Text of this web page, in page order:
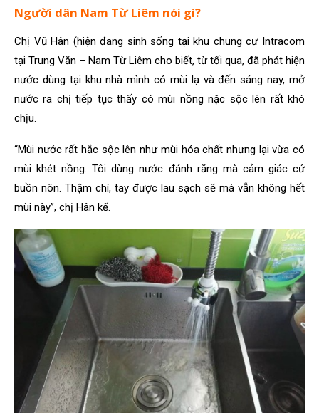
Người dân Nam Từ Liêm nói gì?
Chị Vũ Hân (hiện đang sinh sống tại khu chung cư Intracom
tại Trung Văn – Nam Từ Liêm cho biết, từ tối qua, đã phát hiện
nước dùng tại khu nhà mình có mùi lạ và đến sáng nay, mở
nước ra chị tiếp tục thấy có mùi nồng nặc sộc lên rất khó
chịu.
“Mùi nước rất hắc sộc lên như mùi hóa chất nhưng lại vừa có
mùi khét nồng. Tôi dùng nước đánh răng mà cảm giác cứ
buồn nôn. Thậm chí, tay được lau sạch sẽ mà vẫn không hết
mùi này”, chị Hân kể.